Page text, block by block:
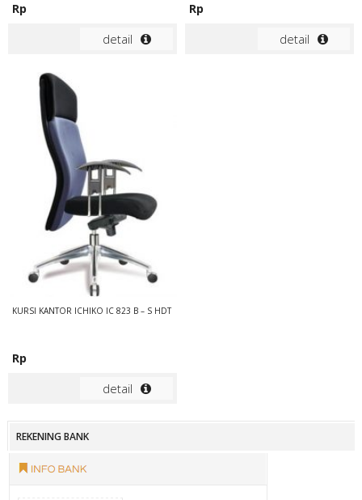
Rp
detail
Rp
detail
KURSI KANTOR ICHIKO IC 823 B – S HDT
Rp
detail
REKENING BANK